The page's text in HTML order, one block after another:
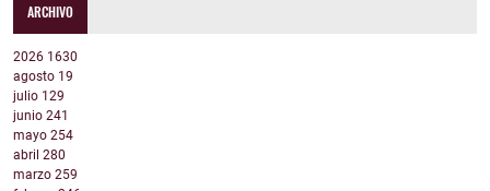
ARCHIVO
2026 1630
agosto 19
julio 129
junio 241
mayo 254
abril 280
marzo 259